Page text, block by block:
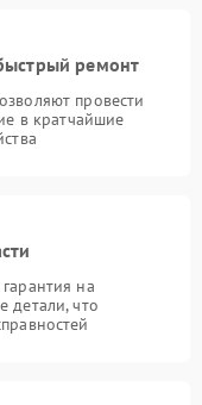
ремонт
провести
в кратчайшие
на
детали, что